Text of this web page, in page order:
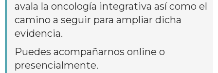
avala la oncología integrativa así como el
camino a seguir para ampliar dicha
evidencia.
Puedes acompañarnos online o
presencialmente.